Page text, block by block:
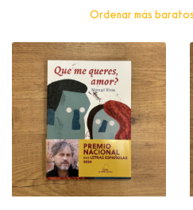
Ordenar más